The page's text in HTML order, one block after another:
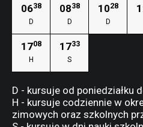
0638
D
0838
D
1028
D
1708
H
1733
S
D - kursuje od poniedziałku
H - kursuje codziennie w
zimowych oraz szkolnych